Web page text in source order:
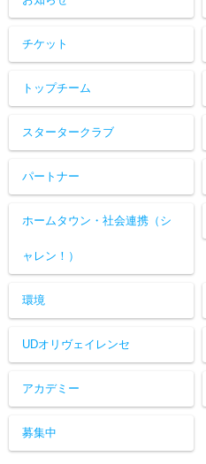
チケット
トップチーム
スタータークラブ
パートナー
ホームタウン・社会連携（シ
ャレン！）
環境
UDオリヴェイレンセ
アカデミー
募集中